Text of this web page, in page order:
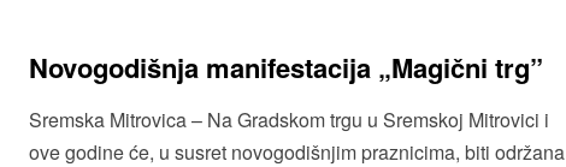
Novogodišnja manifestacija „Magični trg”
Sremska Mitrovica – Na Gradskom trgu u Sremskoj Mitrovici i
ove godine će, u susret novogodišnjim praznicima, biti održana